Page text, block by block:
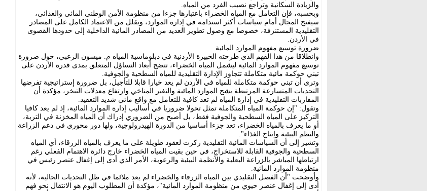
والزيادة السكانية وتراجع نصيب الفرد من المياه.
وبحسبه، فإن التعامل مع المياه الخضراء باعتبارها جزءا من منظومة الأمن الوطني المائي والغذائي،
سيفتح المجال أمام سياسات أكثر استدامة في إدارة الموارد، ويقلل من الاعتماد الكامل على المصادر
التقليدية المستنزفة، خصوصا مع وصول تطوير العديد من المصادر المائية الداخلية إلى حدودها القصوى
في الأردن.
ضرورة توسيع مفهوم الموارد المائية
وانطلاقا من هذا الفهم الذي طرحته الخبيرة الأردنية في دبلوماسية المياه م. ميسون الزعبي، حول ضرورة
توسيع مفهوم الموارد المائية ليشمل المياه الخضراء، تتضح أبعاد التساؤل المتعلق بمدى قدرة الأردن على
تبني حوكمة مائية متكاملة تتجاوز الإدارة التقليدية للمياه السطحية والجوفية.
وترى أن تبني حوكمة متكاملة للمياه في الأردن لم يعد خيارا قابلا للتأجيل، بل ضرورة إستراتيجية تفرضها
التحديات المتسارعة المرتبطة بشح الموارد المائية والتغير المناخي وارتفاع معدلات التبخر، مؤكدة أن
المقاربات التقليدية في إدارة المياه لم تعد كافية للتعامل مع واقع مائي شديد التعقيد.
وتقول: "إن حوكمة المياه المتكاملة تمثل تحولا ضروريا في أساليب إدارة الموارد المائية، إذ لم يعد كافيا
التركيز على المياه السطحية والجوفية فقط، بل أصبح من الضروري إدراك أن المياه المخزنة في التربة،
أو ما يعرف بالمياه الخضراء، تعد جزءا أساسيا من الدورة الهيدرولوجية، ولها دور محوري في دعم الزراعة
والنظم البيئية وإنتاج الغذاء".
وتشير إلى أن السياسات المائية التقليدية ركزت لعقود طويلة على ما يعرف بالمياه الزرقاء، أي المياه
السطحية والجوفية القابلة للاستخراج، في حين بقيت المياه الخضراء خارج دائرة الاهتمام الفعلي رغم
ارتباطها المباشر بالزراعة البعلية والأنظمة البيئية والرعوية، الأمر الذي أدى إلى إغفال عنصر رئيس في
منظومة الموارد المائية.
وأوضحت "أن الفصل التقليدي بين المياه الزرقاء والخضراء لم يعد ملائما في ظل التحديات الحالية، لأنه
أدى إلى إغفال عنصر حيوي من منظومة الموارد المائية"، مؤكدة أن المطلوب اليوم هو الانتقال نحو فهم